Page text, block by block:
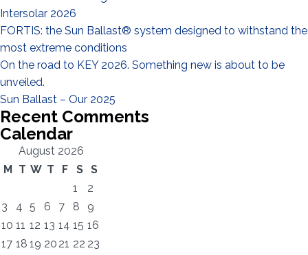
Intersolar 2026
FORTIS: the Sun Ballast® system designed to withstand the
most extreme conditions
On the road to KEY 2026. Something new is about to be
unveiled.
Sun Ballast – Our 2025
Recent Comments
Calendar
August 2026
M T W T F S
S
1
2
3
4 5 6 7 8
9
10 11 12 13 14 15 16
17 18 19 20 21 22 23